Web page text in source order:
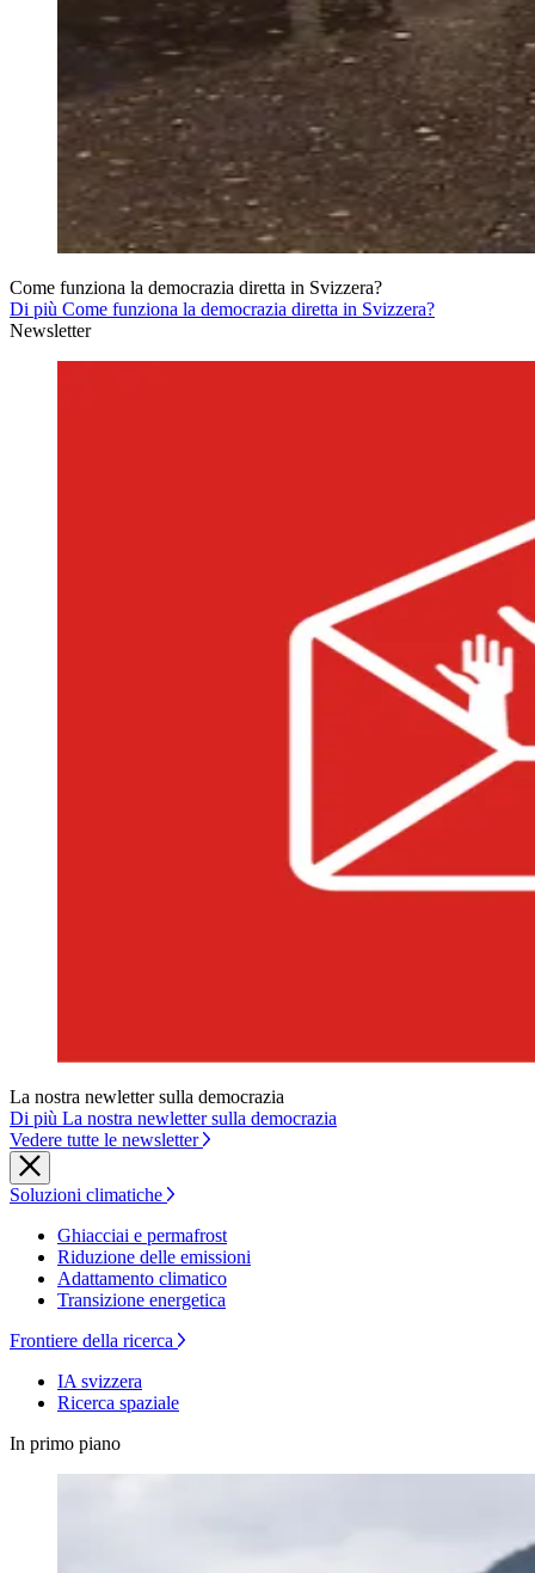
Come funziona la democrazia diretta in Svizzera?
Di più Come funziona la democrazia diretta in Svizzera?
Newsletter
La nostra newletter sulla democrazia
Di più La nostra newletter sulla democrazia
Vedere tutte le newsletter
Soluzioni climatiche
Ghiacciai e permafrost
Riduzione delle emissioni
Adattamento climatico
Transizione energetica
Frontiere della ricerca
IA svizzera
Ricerca spaziale
In primo piano